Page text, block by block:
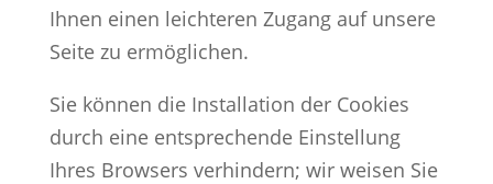
Ihnen einen leichteren Zugang auf unsere
Seite zu ermöglichen.
Sie können die Installation der Cookies
durch eine entsprechende Einstellung
Ihres Browsers verhindern; wir weisen Sie